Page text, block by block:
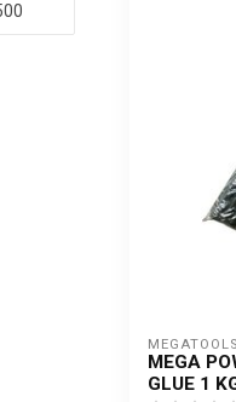
MEGA
GLUE 1